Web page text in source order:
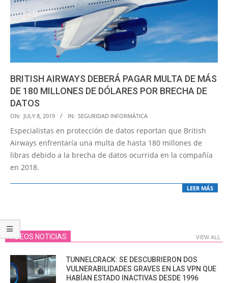
BRITISH AIRWAYS DEBERÁ PAGAR MULTA DE MÁS
DE 180 MILLONES DE DÓLARES POR BRECHA DE
DATOS
2019-
07-
08
ON: JULY 8, 2019 IN: SEGURIDAD INFORMÁTICA
Especialistas en protección de datos reportan que British
Airways enfrentaría una multa de hasta 180 millones de
libras debido a la brecha de datos ocurrida en la compañía
en 2018.
LEER MÁS
VIDEOS NOTICIAS VIEW ALL
TUNNELCRACK: SE DESCUBRIERON DOS
VULNERABILIDADES GRAVES EN LAS VPN QUE
HABÍAN ESTADO INACTIVAS DESDE 1996